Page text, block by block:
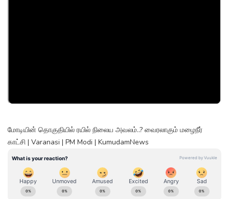
மோடியின் தொகுதியில் ரயில் நிலைய அவலம்..? வைரலாகும் மழைநீர்
காட்சி | Varanasi | PM Modi | KumudamNews